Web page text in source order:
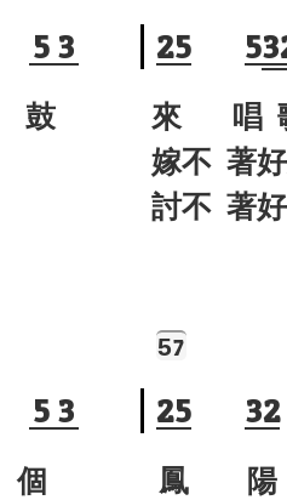
5 3
鼓
25 53
來 唱
嫁不 著
討不 著
5 3
57
25 32
鳳